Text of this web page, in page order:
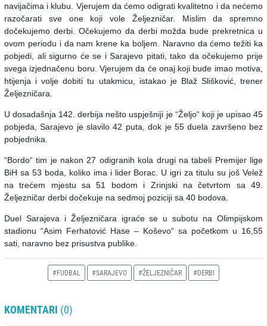
navijačima i klubu. Vjerujem da ćemo odigrati kvalitetno i da nećemo
razočarati sve one koji vole Željezničar. Mislim da spremno
dočekujemo derbi. Očekujemo da derbi možda bude prekretnica u
ovom periodu i da nam krene ka boljem. Naravno da ćemo težiti ka
pobjedi, ali sigurno će se i Sarajevo pitati, tako da očekujemo prije
svega izjednačenu boru. Vjerujem da će onaj koji bude imao motiva,
htijenja i volje dobiti tu utakmicu, istakao je Blaž Slišković, trener
Željezničara.
U dosadašnja 142. derbija nešto uspješniji je “Željo“ koji je upisao 45
pobjeda, Sarajevo je slavilo 42 puta, dok je 55 duela završeno bez
pobjednika.
“Bordo“ tim je nakon 27 odigranih kola drugi na tabeli Premijer lige
BiH sa 53 boda, koliko ima i lider Borac. U igri za titulu su još Velež
na trećem mjestu sa 51 bodom i Zrinjski na četvrtom sa 49.
Željezničar derbi dočekuje na sedmoj poziciji sa 40 bodova.
Duel Sarajeva i Željezničara igraće se u subotu na Olimpijskom
stadionu “Asim Ferhatović Hase – Koševo“ sa početkom u 16,55
sati, naravno bez prisustva publike.
#FUDBAL #SARAJEVO #ŽELJEZNIČAR #DERBI
KOMENTARI (0)